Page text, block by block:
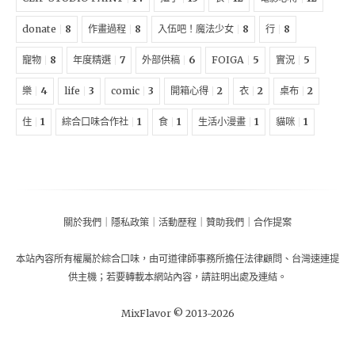
donate 8 作畫過程 8 入伍吧！魔法少女 8 行 8
寵物 8 年度精選 7 外部供稿 6 FOIGA 5 實況 5
樂 4 life 3 comic 3 開箱心得 2 衣 2 桌布 2
住 1 綜合口味合作社 1 食 1 生活小漫畫 1 貓咪 1
關於我們 隱私政策 活動歷程 贊助我們 合作提案
本站內容所有權屬於綜合口味 ，由可道律師事務所擔任法律顧問 、 台灣速連提
供主機 ； 若要轉載本網站內容，請註明出處及連結。
MixFlavor © 2013-2026